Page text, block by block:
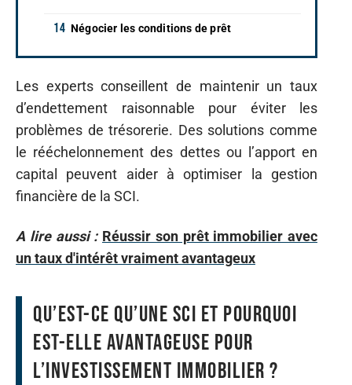
Négocier les conditions de prêt
Les experts conseillent de maintenir un taux
d’endettement raisonnable pour éviter les
problèmes de trésorerie. Des solutions comme
le rééchelonnement des dettes ou l’apport en
capital peuvent aider à optimiser la gestion
financière de la SCI.
A lire aussi : Réussir son prêt immobilier avec
un taux d'intérêt vraiment avantageux
Qu’est-ce qu’une SCI et pourquoi
est-elle avantageuse pour
l’investissement immobilier ?